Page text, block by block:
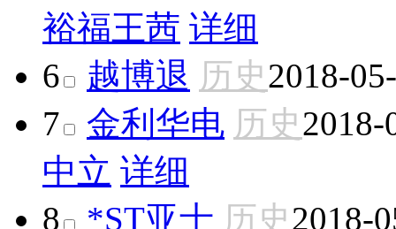
裕福王茜 详细
6
越博退 历史2018-
7
金利华电 历史2018-
中立 详细
8
*ST亚士 历史2018-